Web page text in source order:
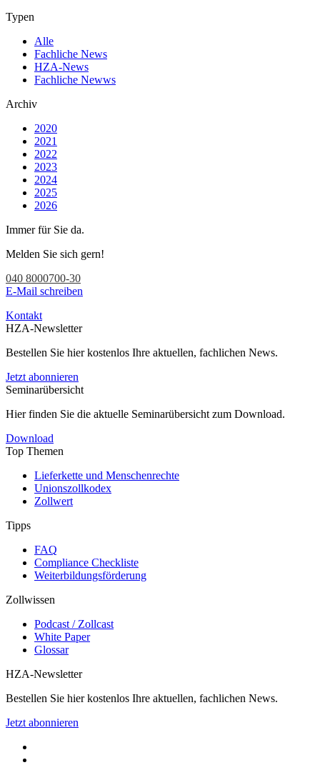
Typen
Alle
Fachliche News
HZA-News
Fachliche Newws
Archiv
2020
2021
2022
2023
2024
2025
2026
Immer für Sie da.
Melden Sie sich gern!
040 8000700-30
E-Mail schreiben
Kontakt
HZA-Newsletter
Bestellen Sie hier kostenlos Ihre aktuellen, fachlichen News.
Jetzt abonnieren
Seminarübersicht
Hier finden Sie die aktuelle Seminarübersicht zum Download.
Download
Top Themen
Lieferkette und Menschenrechte
Unionszollkodex
Zollwert
Tipps
FAQ
Compliance Checkliste
Weiterbildungsförderung
Zollwissen
Podcast / Zollcast
White Paper
Glossar
HZA-Newsletter
Bestellen Sie hier kostenlos Ihre aktuellen, fachlichen News.
Jetzt abonnieren